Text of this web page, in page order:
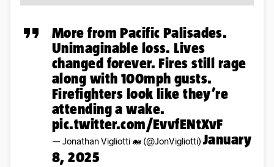
More from Pacific Palisades.
Unimaginable loss. Lives
changed forever. Fires still rage
along with 100mph gusts.
Firefighters look like they’re
attending a wake.
pic.twitter.com/EvvfENtXvF
— Jonathan Vigliotti 🐋 (@JonVigliotti) January
8, 2025